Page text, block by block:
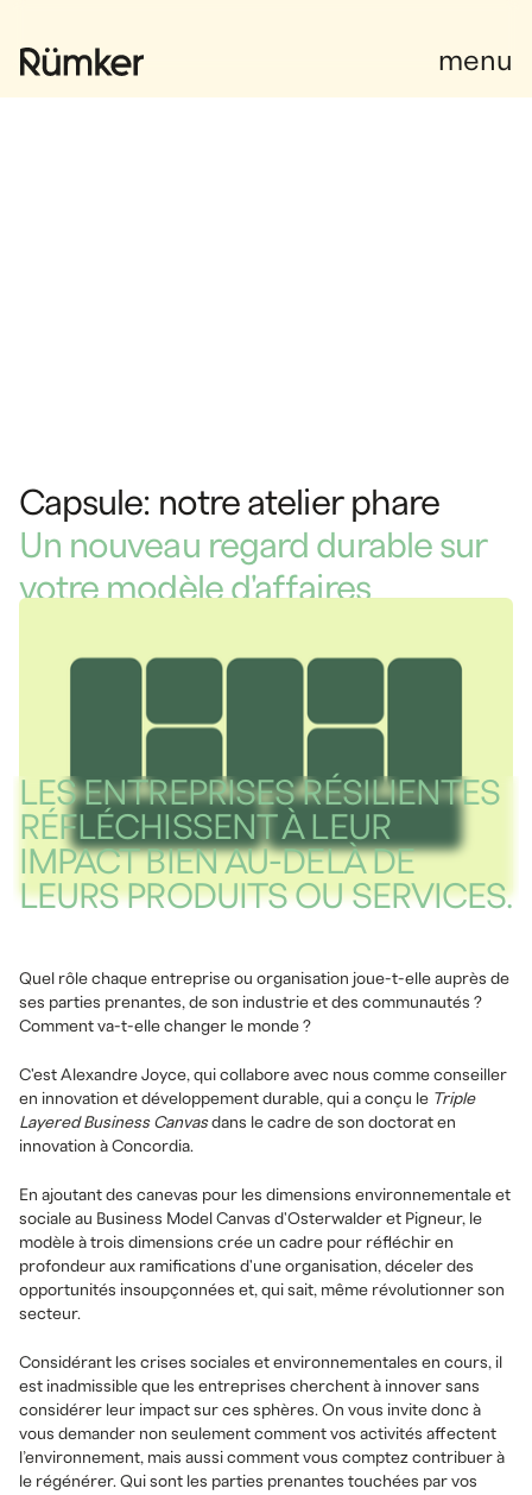
menu
Capsule: notre atelier phare
Un nouveau regard durable sur
votre modèle d'affaires
LES ENTREPRISES RÉSILIENTES
RÉFLÉCHISSENT À LEUR
IMPACT BIEN AU-DELÀ DE
LEURS PRODUITS OU SERVICES.
Quel rôle chaque entreprise ou organisation joue-t-elle auprès de
ses parties prenantes, de son industrie et des communautés ?
Comment va-t-elle changer le monde ?
C'est Alexandre Joyce, qui collabore avec nous comme conseiller
en innovation et développement durable, qui a conçu le Triple
Layered Business Canvasdans le cadre de son doctorat en
innovation à Concordia.
En ajoutant des canevas pour les dimensions environnementale et
sociale au Business Model Canvas d'Osterwalder et Pigneur, le
modèle à trois dimensions crée un cadre pour réfléchir en
profondeur aux ramifications d'une organisation, déceler des
opportunités insoupçonnées et, qui sait, même révolutionner son
secteur.
Considérant les crises sociales et environnementales en cours, il
est inadmissible que les entreprises cherchent à innover sans
considérer leur impact sur ces sphères. On vous invite donc à
vous demander non seulement comment vos activités affectent
l’environnement, mais aussi comment vous comptez contribuer à
le régénérer. Qui sont les parties prenantes touchées par vos